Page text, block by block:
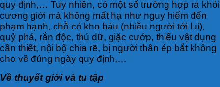
quy định,… Tuy nhiên, có một số trường hợp ra khỏi
cương giới mà không mất hạ như nguy hiểm đến
phạm hạnh, chỗ có kho báu (nhiều người tới lui),
quỷ phá, rắn độc, thú dữ, giặc cướp, thiếu vật dụng
cần thiết, nội bộ chia rẽ, bị người thân ép bắt không
cho về đúng ngày quy định,…
Về thuyết giới và tu tập